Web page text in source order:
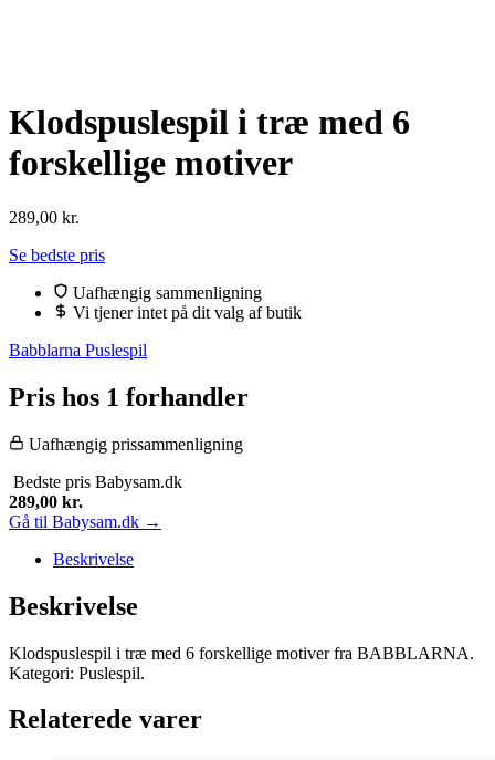
Klodspuslespil i træ med 6
forskellige motiver
289,00 kr.
Se bedste pris
Uafhængig sammenligning
Vi tjener intet på dit valg af butik
Babblarna Puslespil
Pris hos 1 forhandler
Uafhængig prissammenligning
Bedste pris Babysam.dk
289,00 kr.
Gå til Babysam.dk →
Beskrivelse
Beskrivelse
Klodspuslespil i træ med 6 forskellige motiver fra BABBLARNA.
Kategori: Puslespil.
Relaterede varer